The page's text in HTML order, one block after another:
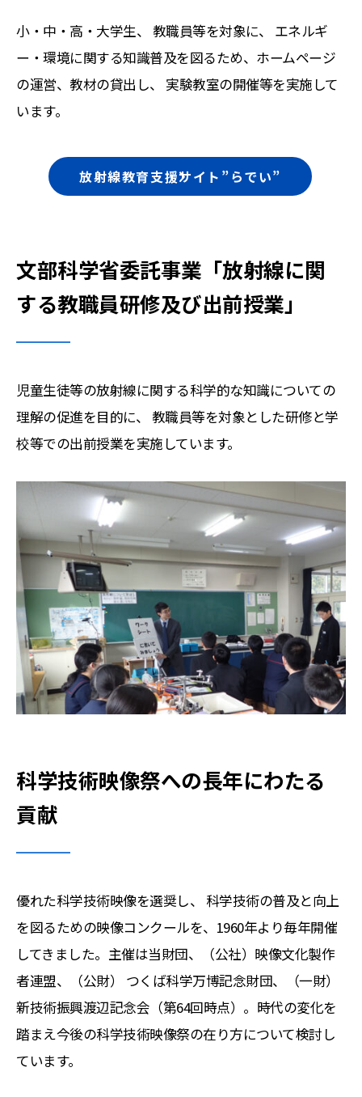
小・中・高・大学生、 教職員等を対象に、 エネルギ
ー・環境に関する知識普及を図るため、ホームページ
の運営、教材の貸出し、 実験教室の開催等を実施して
います。
放射線教育支援サイト”らでい”
文部科学省委託事業「放射線に関
する教職員研修及び出前授業」
児童生徒等の放射線に関する科学的な知識についての
理解の促進を目的に、 教職員等を対象とした研修と学
校等での出前授業を実施しています。
科学技術映像祭への長年にわたる
貢献
優れた科学技術映像を選奨し、 科学技術の普及と向上
を図るための映像コンクールを、1960年より毎年開催
してきました。主催は当財団、（公社）映像文化製作
者連盟、（公財） つくば科学万博記念財団、（一財）
新技術振興渡辺記念会（第64回時点）。時代の変化を
踏まえ今後の科学技術映像祭の在り方について検討し
ています。